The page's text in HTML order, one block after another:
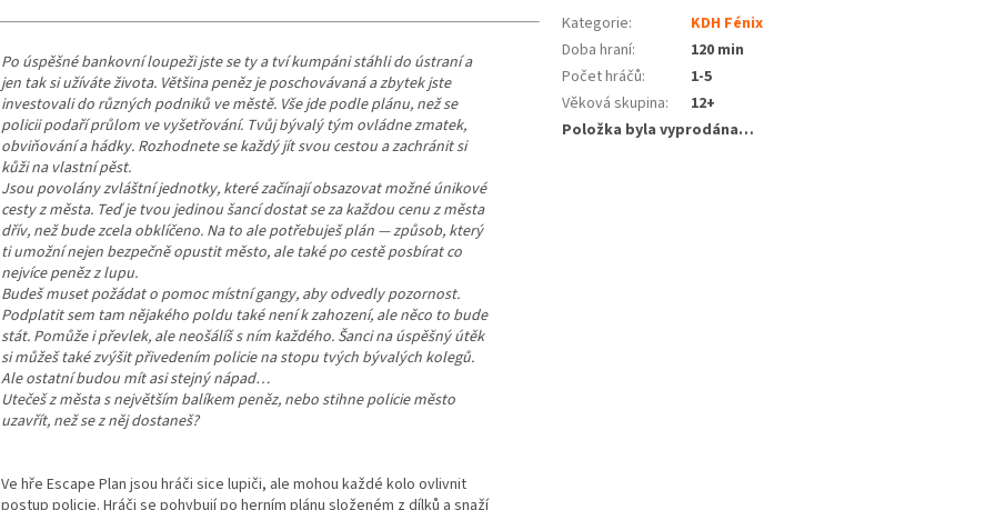
Po úspěšné bankovní loupeži jste se ty a tví kumpáni stáhli do ústraní a
jen tak si užíváte života. Většina peněz je poschovávaná a zbytek jste
investovali do různých podniků ve městě. Vše jde podle plánu, než se
policii podaří průlom ve vyšetřování. Tvůj bývalý tým ovládne zmatek,
obviňování a hádky. Rozhodnete se každý jít svou cestou a zachránit si
kůži na vlastní pěst.
Jsou povolány zvláštní jednotky, které začínají obsazovat možné únikové
cesty z města. Teď je tvou jedinou šancí dostat se za každou cenu z města
dřív, než bude zcela obklíčeno. Na to ale potřebuješ plán — způsob, který
ti umožní nejen bezpečně opustit město, ale také po cestě posbírat co
nejvíce peněz z lupu.
Budeš muset požádat o pomoc místní gangy, aby odvedly pozornost.
Podplatit sem tam nějakého poldu také není k zahození, ale něco to bude
stát. Pomůže i převlek, ale neošálíš s ním každého. Šanci na úspěšný útěk
si můžeš také zvýšit přivedením policie na stopu tvých bývalých kolegů.
Ale ostatní budou mít asi stejný nápad…
Utečeš z města s největším balíkem peněz, nebo stihne policie město
uzavřít, než se z něj dostaneš?
Ve hře Escape Plan jsou hráči sice lupiči, ale mohou každé kolo ovlivnit
postup policie. Hráči se pohybují po herním plánu složeném z dílků a snaží
Kategorie:
KDH Fénix
Doba hraní:
120 min
Počet hráčů:
1-5
Věková skupina:
12+
Položka byla vyprodána…